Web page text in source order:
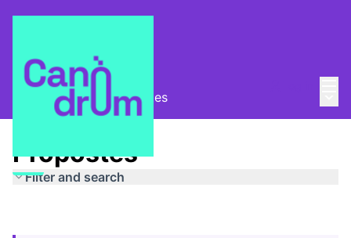
Pla Estratègic Propostes
Propostes
Filter and search